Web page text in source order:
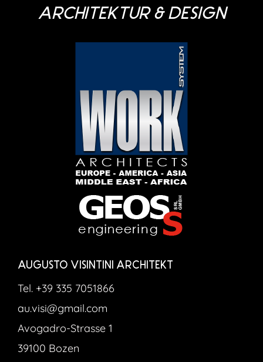
ARCHITEKTUR & DESIGN
AUGUSTO VISINTINI ARCHITEKT
Tel. +39 335 7051866
au.visi@gmail.com
Avogadro-Strasse 1
39100 Bozen